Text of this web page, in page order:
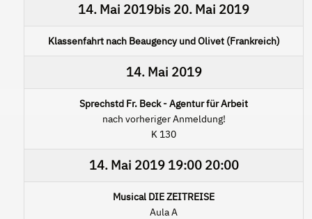
14. Mai 2019bis 20. Mai 2019
Klassenfahrt nach Beaugency und Olivet (Frankreich)
14. Mai 2019
Sprechstd Fr. Beck - Agentur für Arbeit
nach vorheriger Anmeldung!
K 130
14. Mai 201919:00 20:00
Musical DIE ZEITREISE
Aula A